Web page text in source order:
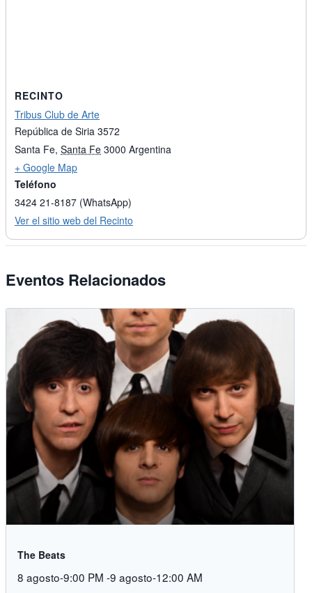
RECINTO
Tribus Club de Arte
República de Siria 3572
Santa Fe, Santa Fe 3000 Argentina
+ Google Map
Teléfono
3424 21-8187 (WhatsApp)
Ver el sitio web del Recinto
Eventos Relacionados
The Beats
8 agosto-9:00 PM -9 agosto-12:00 AM